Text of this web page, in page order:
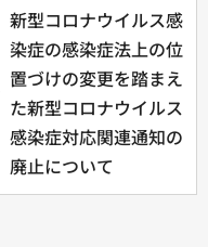
新型コロナウイルス感
染症の感染症法上の位
置づけの変更を踏まえ
た新型コロナウイルス
感染症対応関連通知の
廃止について